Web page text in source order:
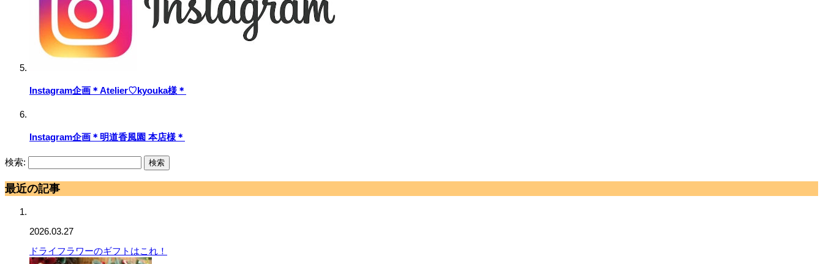
Instagram企画＊Atelier♡kyouka様＊
Instagram企画＊明道香風園 本店様＊
検索:
最近の記事
2026.03.27
ドライフラワーのギフトはこれ！